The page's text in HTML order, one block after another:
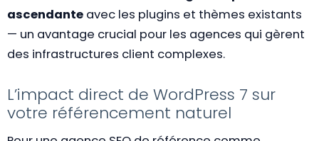
ascendante avec les plugins et thèmes existants
— un avantage crucial pour les agences qui gèrent
des infrastructures client complexes.
L’impact direct de WordPress 7 sur
votre référencement naturel